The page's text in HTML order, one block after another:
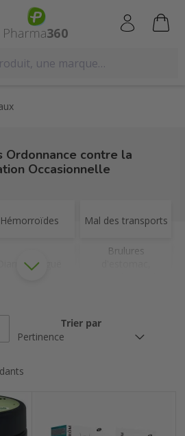
Ordonnance contre la
Occasionnelle
Hémorroïdes Mal des transports
Diarrhée aiguë
Brulures
irritable
Trier par